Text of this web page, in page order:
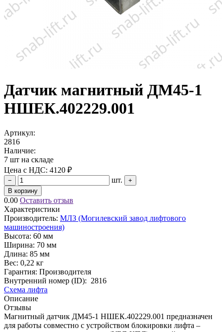
Датчик магнитный ДМ45-1
НШЕК.402229.001
Артикул:
2816
Наличие:
7 шт на складе
Цена с НДС: 4120 ₽
− шт.
+
В корзину
0.00 Оставить отзыв
Характеристики
Производитель: МЛЗ (Могилевский завод лифтового
машиностроения)
Высота: 60 мм
Ширина: 70 мм
Длина: 85 мм
Вес: 0,22 кг
Гарантия: Производителя
Внутренний номер (ID): 2816
Схема лифта
Описание
Отзывы
Магнитный датчик ДМ45-1 НШЕК.402229.001 предназначен
для работы совместно с устройством блокировки лифта –